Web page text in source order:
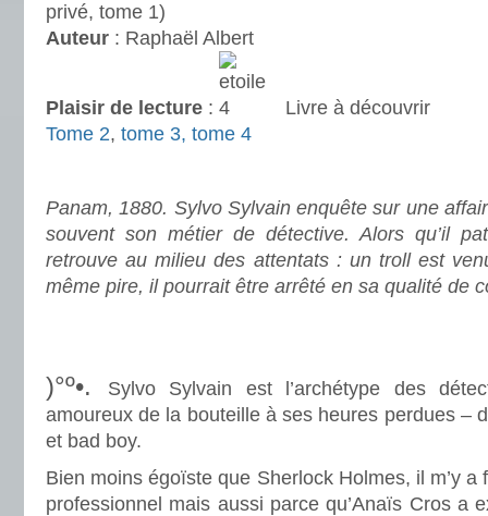
privé, tome 1)
Auteur : Raphaël Albert
Plaisir de lecture :
Livre à découvrir
Tome 2, tome 3, tome 4
Panam, 1880. Sylvo Sylvain enquête sur une
souvent son métier de détective. Alors qu’il
retrouve au milieu des attentats : un troll est
même pire, il pourrait être arrêté en sa qualité de
)°º•.
Sylvo Sylvain est l’archétype des
amoureux de la bouteille à ses heures perdues –
et bad boy.
Bien moins égoïste que Sherlock Holmes, il m’y
professionnel mais aussi parce qu’Anaïs Cros a